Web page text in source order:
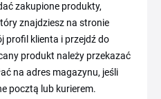
zakupione produkty,
znajdziesz na stronie
profil klienta i przejdź do
produkt należy przekazać
na adres magazynu, jeśli
pocztą lub kurierem.